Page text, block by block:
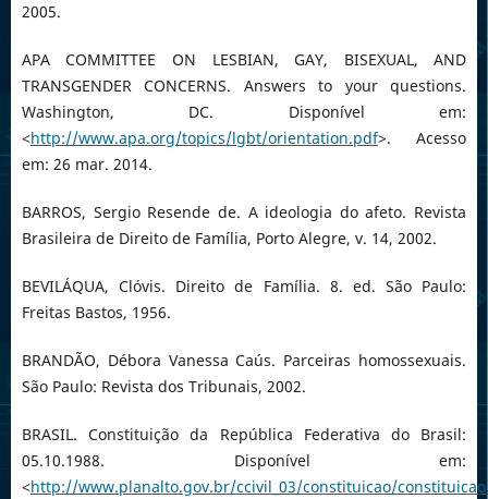
2005.
APA COMMITTEE ON LESBIAN, GAY, BISEXUAL, AND
TRANSGENDER CONCERNS. Answers to your questions.
Washington, DC. Disponível em:
<http://www.apa.org/topics/lgbt/orientation.pdf>. Acesso
em: 26 mar. 2014.
BARROS, Sergio Resende de. A ideologia do afeto. Revista
Brasileira de Direito de Família, Porto Alegre, v. 14, 2002.
BEVILÁQUA, Clóvis. Direito de Família. 8. ed. São Paulo:
Freitas Bastos, 1956.
BRANDÃO, Débora Vanessa Caús. Parceiras homossexuais.
São Paulo: Revista dos Tribunais, 2002.
BRASIL. Constituição da República Federativa do Brasil:
05.10.1988. Disponível em:
<http://www.planalto.gov.br/ccivil_03/constituicao/